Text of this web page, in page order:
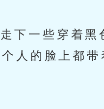
一些穿着黑
人的脸上都